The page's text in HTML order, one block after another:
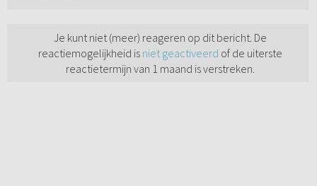
Je kunt niet (meer) reageren op dit bericht. De
reactiemogelijkheid is niet geactiveerd of de uiterste
reactietermijn van 1 maand is verstreken.